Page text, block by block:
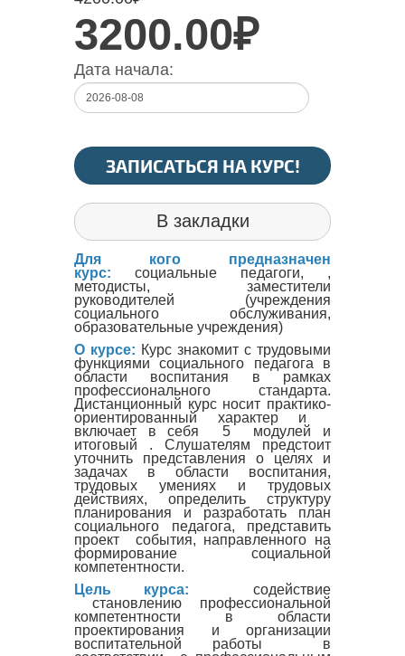
3200.00₽
Дата начала:
ЗАПИСАТЬСЯ НА КУРС!
В закладки
Для кого предназначен
курс: социальные педагоги, ,
методисты, заместители
руководителей (учреждения
социального обслуживания,
образовательные учреждения)
О курсе: Курс знакомит с трудовыми
функциями социального педагога в
области воспитания в рамках
профессионального стандарта.
Дистанционный курс носит практико-
ориентированный характер и
включает в себя 5 модулей и
итоговый . Слушателям предстоит
уточнить представления о целях и
задачах в области воспитания,
трудовых умениях и трудовых
действиях, определить структуру
планирования и разработать план
социального педагога, представить
проект события, направленного на
формирование социальной
компетентности.
Цель курса: содействие
становлению профессиональной
компетентности в области
проектирования и организации
воспитательной работы в